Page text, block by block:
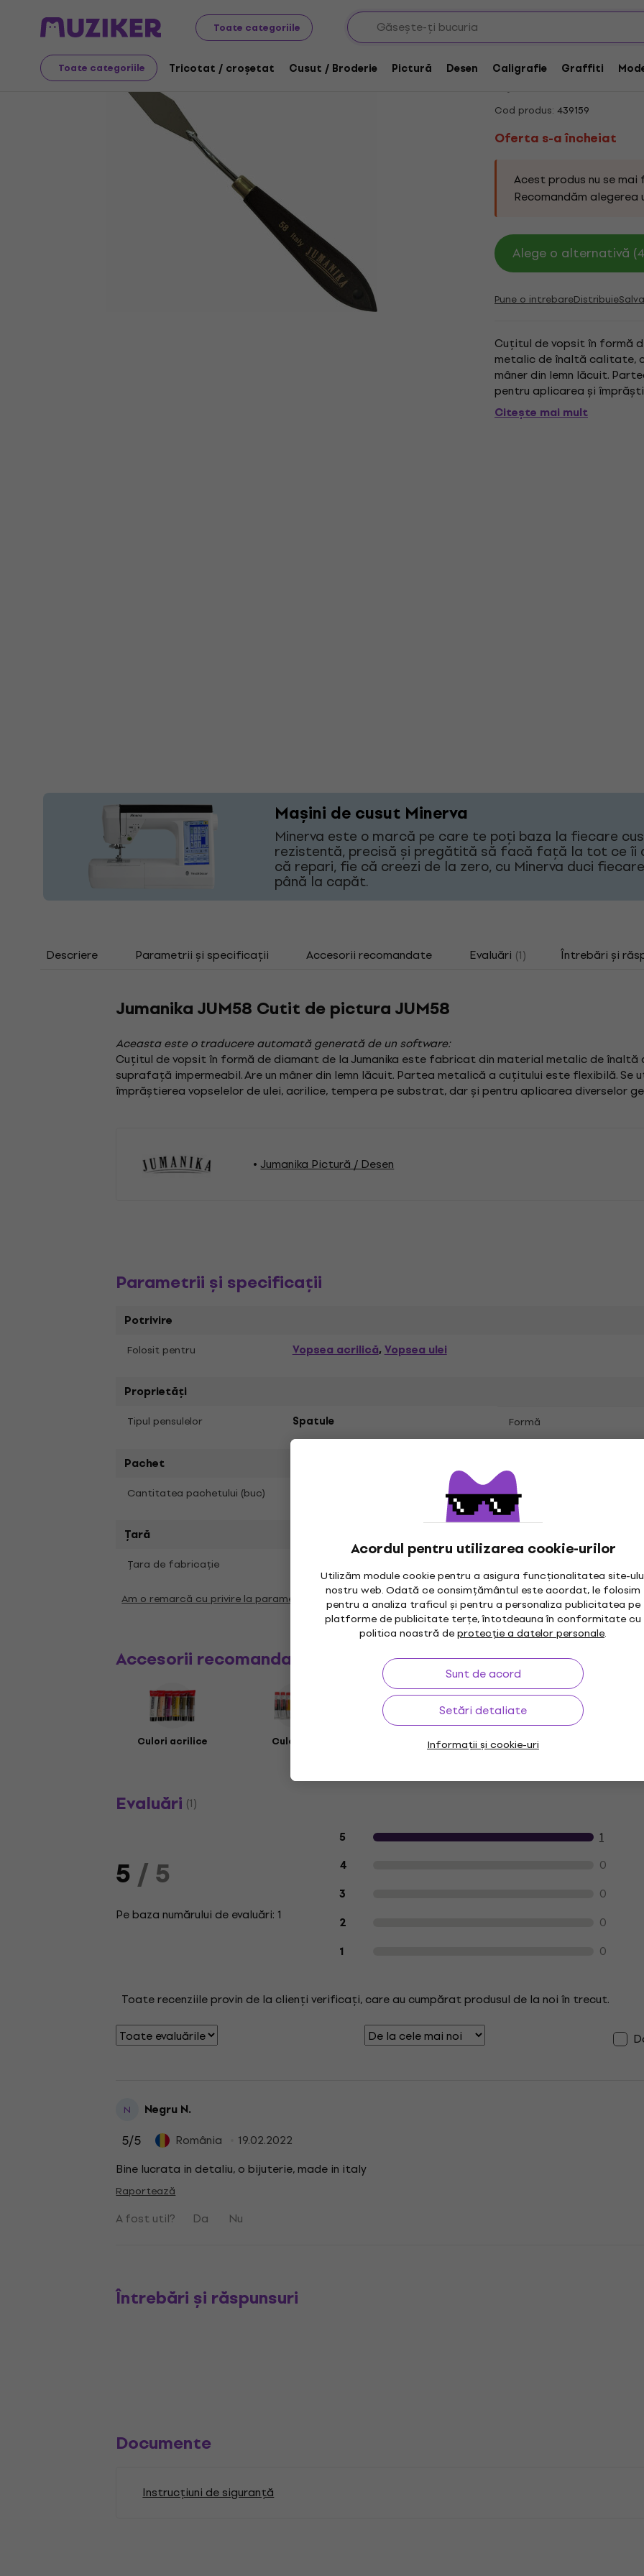
Toate categoriile
Toate categoriile Tricotat / croșetat Cusut / Broderie Pictură Desen Caligrafie Graffiti
Acordul pentru utilizarea cookie-urilor
Utilizăm module cookie pentru a asigura funcționalitatea site-
nostru web. Odată ce consimțământul este acordat, le folosim
pentru a analiza traficul și pentru a personaliza publicitatea pe
platforme de publicitate terțe, întotdeauna în conformitate cu
politica noastră deprotecție a datelor personale.
Sunt de acord
Setări detaliate
Informații și cookie-uri
Artă Pictură Pensule / Cuțite pictură / Palete Cuțite pictură
Oferta s-a încheiat
Oferta s-a încheiat
Jumanika JUM58
Cod produs: 439159
Oferta s-a încheiat
Acest produs nu se
Recomandăm alegerea
Alege o alternativă
Pune o intrebareDistribuie
Cuțitul de vopsit în formă
metalic de înaltă calitate,
mâner din lemn lăcuit.
pentru aplicarea și
substrat, dar și pentru
Citește mai mult
Mașini de cusut Minerva
Minerva este o marcă pe care te poți baza la fiecare
rezistentă, precisă și pregătită să facă față la tot ce îi
că repari, fie că creezi de la zero, cu Minerva duci
până la capăt.
Descriere Parametrii și specificații Accesorii recomandate Evaluări (1) Întrebări și
Jumanika JUM58 Cutit de pictura JUM58
Aceasta este o traducere automată generată de un software:
Cuțitul de vopsit în formă de diamant de la Jumanika este fabricat din material metalic de
suprafață impermeabil. Are un mâner din lemn lăcuit. Partea metalică a cuțitului este flexibilă. Se
împrăștierea vopselelor de ulei, acrilice, tempera pe substrat, dar și pentru aplicarea diverselor
Jumanika Pictură / Desen
Parametrii și specificații
Potrivire
Folosit pentru Vopsea acrilică,Vopsea ulei
Proprietăți
Tipul pensulelor Spatule Formă
Pachet
Cantitatea pachetului (buc)
Țară
Ţara de fabricaţie
Am o remarcă cu privire la parametrii
Accesorii recomandate
Culori acrilice Culori ulei Pensule Palete
Evaluări (1)
5/ 5
Pe baza numărului de evaluări: 1
Evaluarea produselor de către clienți
5 1
4 0
3 0
2 0
1 0
Toate recenziile provin de la clienți verificați, care au cumpărat produsul de la noi în trecut.
N Negru N.
5/5 România
19.02.2022
Bine lucrata in detaliu, o bijuterie, made in italy
Raportează
A fost util? Da Nu
Întrebări și răspunsuri
Documente
Instrucțiuni de siguranță